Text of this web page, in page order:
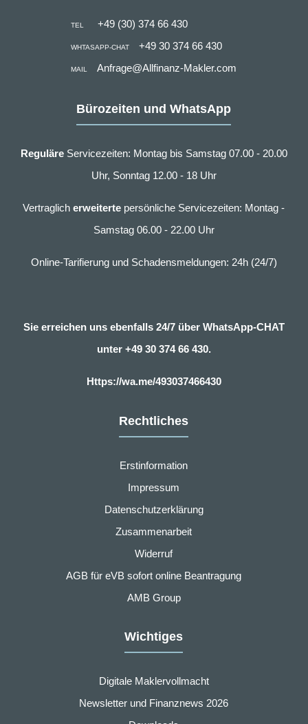
TEL +49 (30) 374 66 430
WHTASAPP-CHAT +49 30 374 66 430
MAIL Anfrage@Allfinanz-Makler.com
Bürozeiten und WhatsApp
ReguläreServicezeiten: Montag bis Samstag 07.00 - 20.00
Uhr, Sonntag 12.00 - 18 Uhr
Vertraglicherweiterte persönliche Servicezeiten: Montag -
Samstag 06.00 - 22.00 Uhr
Online-Tarifierung und Schadensmeldungen: 24h (24/7)
Sie erreichen uns ebenfalls 24/7 über WhatsApp-CHAT
unter +49 30 374 66 430.
Https://wa.me/493037466430
Rechtliches
Erstinformation
Impressum
Datenschutzerklärung
Zusammenarbeit
Widerruf
AGB für eVB sofort online Beantragung
AMB Group
Wichtiges
Digitale Maklervollmacht
Newsletter und Finanznews 2026